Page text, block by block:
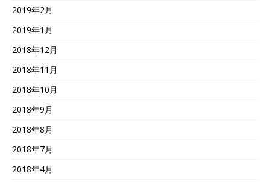
2019年2月
2019年1月
2018年12月
2018年11月
2018年10月
2018年9月
2018年8月
2018年7月
2018年4月